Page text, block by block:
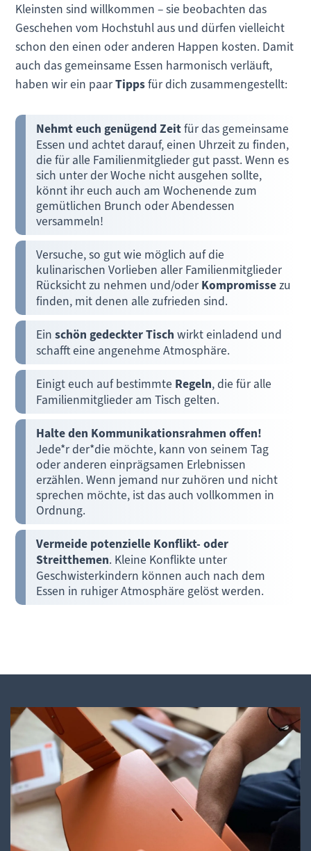
Kleinsten sind willkommen – sie beobachten das
Geschehen vom Hochstuhl aus und dürfen vielleicht
schon den einen oder anderen Happen kosten. Damit
auch das gemeinsame Essen harmonisch verläuft,
haben wir ein paarTippsfür dich zusammengestellt:
Nehmt euch genügend Zeitfür das gemeinsame
Essen und achtet darauf, einen Uhrzeit zu finden,
die für alle Familienmitglieder gut passt. Wenn es
sich unter der Woche nicht ausgehen sollte,
könnt ihr euch auch am Wochenende zum
gemütlichen Brunch oder Abendessen
versammeln!
Versuche, so gut wie möglich auf die
kulinarischen Vorlieben aller Familienmitglieder
Rücksicht zu nehmen und/oder Kompromissezu
finden, mit denen alle zufrieden sind.
Einschön gedeckter Tisch wirkt einladend und
schafft eine angenehme Atmosphäre.
Einigt euch auf bestimmte Regeln, die für alle
Familienmitglieder am Tisch gelten.
Halte den Kommunikationsrahmen offen!
Jede*r der*die möchte, kann von seinem Tag
oder anderen einprägsamen Erlebnissen
erzählen. Wenn jemand nur zuhören und nicht
sprechen möchte, ist das auch vollkommen in
Ordnung.
Vermeide potenzielle Konflikt- oder
Streitthemen. Kleine Konflikte unter
Geschwisterkindern können auch nach dem
Essen in ruhiger Atmosphäre gelöst werden.